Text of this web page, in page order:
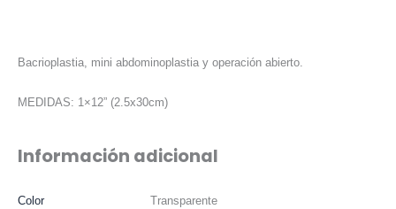
Bacrioplastia, mini abdominoplastia y operación abierto.
MEDIDAS: 1×12” (2.5x30cm)
Información adicional
Color Transparente